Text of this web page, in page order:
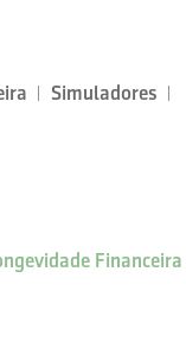
Simuladores
Financeira